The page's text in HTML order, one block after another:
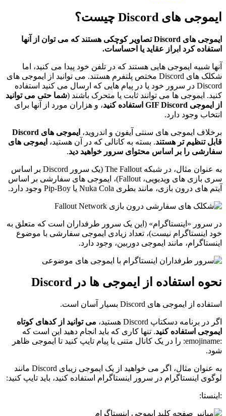
ایموجی های Discord چیست؟
ایموجی های Discord تصاویر کوچکی هستند که می توان از آنها
استفاده کرد ابراز عقاید یا احساسات.
آنها شبیه ایموجی هایی هستند که در تلفن خود پیدا می کنید، اما
شکلک های Discord مختص پلتفرم هستند. می توانید از ایموجی های
Discord در سرور خود یا در پیام هایی که ارسال می کنید استفاده
کنید. ایموجی ها می توانند ثابت یا متحرک باشند (شما حتی می توانید
از ایموجی GIF Discord استفاده کنید
، و هزاران مورد از آنها برای
انتخاب وجود دارد.
برخلاف ایموجی های سنتی آیفون و اندروید،
ایموجی های Discord
قابل تنظیم تر هستند. بسته به کانالی که در آن هستید، ایموجی های
سفارشی را بر اساس محتوای سرور خواهید دید.
به عنوان مثال، در شبکه The Fallout (یک سرور Discord بر اساس
سری بازی های ویدیویی، Fallout)، ایموجی های سفارشی بر اساس
آیتم های درون بازی، مانند بطری Nuka Cola یا Pip-Boy وجود دارد.
در سرور «اینستاگرام» (این یک سرور طرفداران است که متعلق به
خود اینستاگرام نیست)، تعداد زیادی ایموجی سفارشی با موضوع
اینستاگرام، مانند ایموجی دوربین، وجود دارد.
نحوه استفاده از ایموجی ها در Discord
استفاده از ایموجی های Discord بسیار آسان است.
اگر در برنامه دسکتاپ Discord هستید،
می توانید از کدهای کوتاه
ایموجی استفاده کنید. تنها کاری که باید انجام دهید این است که
:emojiname: را در یک کانال متنی یا پیام تایپ کنید تا ایموجی ظاهر
شود.
به عنوان مثال، اگر می خواهید از یک ایموجی زیبای Discord مانند
لوگوی اینستاگرام در سرور اینستاگرام استفاده کنید، باید تایپ کنید:
:اینستا: